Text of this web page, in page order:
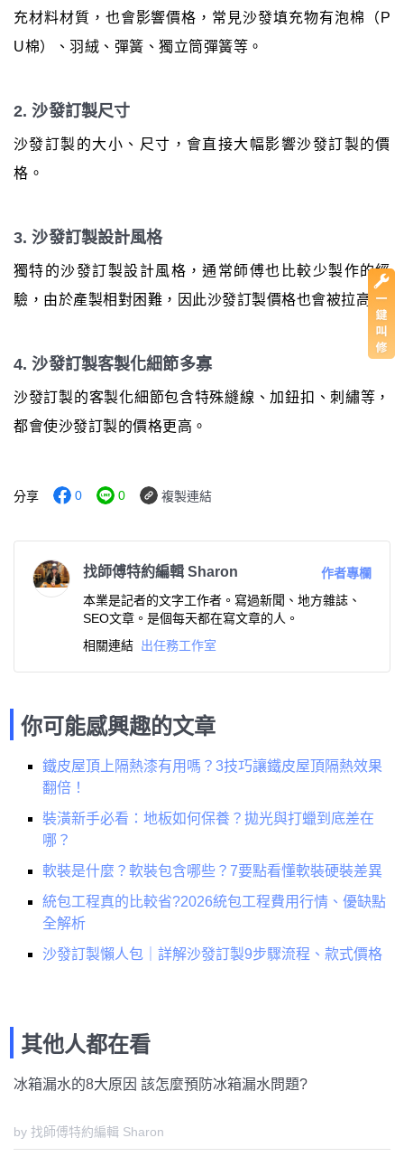
充材料材質，也會影響價格，常見沙發填充物有泡棉（P
U棉）、羽絨、彈簧、獨立筒彈簧等。
2. 沙發訂製尺寸
沙發訂製的大小、尺寸，會直接大幅影響沙發訂製的價
格。
3. 沙發訂製設計風格
獨特的沙發訂製設計風格，通常師傅也比較少製作的經
驗，由於產製相對困難，因此沙發訂製價格也會被拉高。
4. 沙發訂製客製化細節多寡
沙發訂製的客製化細節包含特殊縫線、加鈕扣、刺繡等，
都會使沙發訂製的價格更高。
分享 0 0 複製連結
找師傅特約編輯 Sharon
作者專欄
本業是記者的文字工作者。寫過新聞、地方雜誌、
SEO文章。是個每天都在寫文章的人。
相關連結 出任務工作室
你可能感興趣的文章
鐵皮屋頂上隔熱漆有用嗎？3技巧讓鐵皮屋頂隔熱效果
翻倍！
裝潢新手必看：地板如何保養？拋光與打蠟到底差在
哪？
軟裝是什麼？軟裝包含哪些？7要點看懂軟裝硬裝差異
統包工程真的比較省?2026統包工程費用行情、優缺點
全解析
沙發訂製懶人包｜詳解沙發訂製9步驟流程、款式價格
其他人都在看
冰箱漏水的8大原因 該怎麼預防冰箱漏水問題?
by 找師傅特約編輯 Sharon